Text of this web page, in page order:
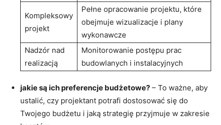
Kompleksowy
projekt
Pełne opracowanie projektu, które
obejmuje wizualizacje ‍i plany
wykonawcze
Nadzór nad
realizacją
Monitorowanie postępu prac
budowlanych i instalacyjnych
jakie⁣ są ⁢ich preferencje budżetowe? – To ważne, aby
ustalić,​ czy ⁤projektant ⁤potrafi dostosować się do
Twojego budżetu i jaką ‌strategię ‌przyjmuje w zakresie